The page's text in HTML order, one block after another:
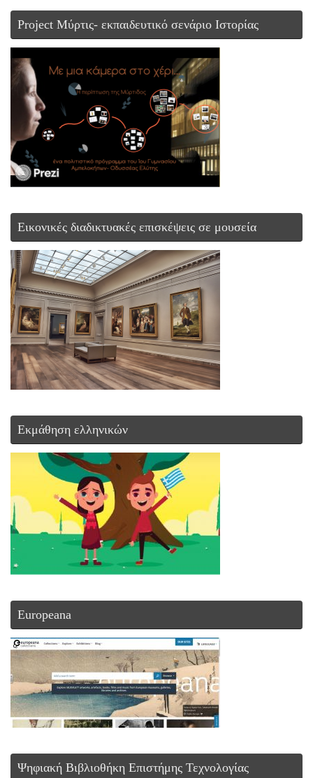
Project Μύρτις- εκπαιδευτικό σενάριο Ιστορίας
Εικονικές διαδικτυακές επισκέψεις σε μουσεία
Εκμάθηση ελληνικών
Europeana
Ψηφιακή Βιβλιοθήκη Επιστήμης Τεχνολογίας